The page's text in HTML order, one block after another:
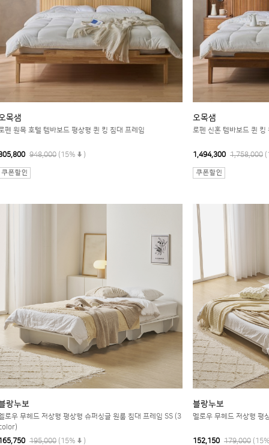
목샘
펜 원목 호텔 템바보드 평상형 퀸 킹 침대 프레임
948,000 (15% )
오목샘
로펜 신혼 템바보드 퀸 킹
1,494,300 1,758,000
랑누보
로우 무헤드 저상형 평상형 슈퍼싱글 원룸 침대 프레임 SS (3
195,000 (15% )
블랑누보
멜로우 무헤드 저상형 평
152,150 179,000